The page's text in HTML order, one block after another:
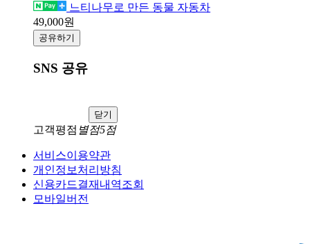
느티나무로 만든 동물 자동차
49,000원
공유하기
SNS 공유
닫기
고객평점 별점5점
서비스이용약관
개인정보처리방침
신용카드결재내역조회
모바일버전